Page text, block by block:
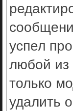
успел
любой из
только
удалить